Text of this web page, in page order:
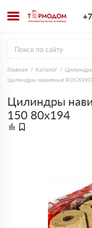
Главная Каталог
Цилиндры навивные
Цилиндры
150 80х194